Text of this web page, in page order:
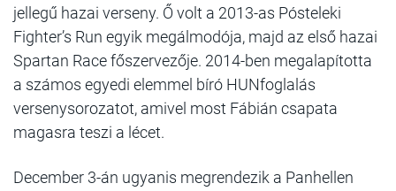
jellegű hazai verseny. Ő volt a 2013-as Pósteleki
Fighter’s Run egyik megálmodója, majd az első hazai
Spartan Race főszervezője. 2014-ben megalapította
a számos egyedi elemmel bíró HUNfoglalás
versenysorozatot, amivel most Fábián csapata
magasra teszi a lécet.
December 3-án ugyanis megrendezik a Panhellen